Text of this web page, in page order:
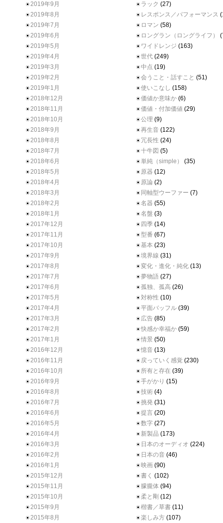
2019年9月
2019年8月
2019年7月
2019年6月
2019年5月
2019年4月
2019年3月
2019年2月
2019年1月
2018年12月
2018年11月
2018年10月
2018年9月
2018年8月
2018年7月
2018年6月
2018年5月
2018年4月
2018年3月
2018年2月
2018年1月
2017年12月
2017年11月
2017年10月
2017年9月
2017年8月
2017年7月
2017年6月
2017年5月
2017年4月
2017年3月
2017年2月
2017年1月
2016年12月
2016年11月
2016年10月
2016年9月
2016年8月
2016年7月
2016年6月
2016年5月
2016年4月
2016年3月
2016年2月
2016年1月
2015年12月
2015年11月
2015年10月
2015年9月
2015年8月
ラック (27)
レスポンス／パフォーマンス
ロマン (58)
ロングラン（ロングライフ）
ワイドレンジ (163)
世代 (249)
中点 (19)
会うこと・話すこと (51)
使いこなし (158)
価値か意味か (6)
価値・付加価値 (29)
公理 (9)
再生音 (122)
冗長性 (24)
十牛図 (5)
単純（simple）
(35)
原器 (12)
原論 (2)
同軸型ウーファー (7)
名器 (55)
名盤 (3)
四季 (14)
型番 (67)
基本 (23)
境界線 (31)
変化・進化・純化 (13)
夢物語 (27)
孤独、孤高 (26)
対称性 (10)
平面バッフル (39)
広告 (85)
快感か幸福か (59)
情景 (50)
憶音 (13)
戻っていく感覚 (230)
所有と存在 (39)
手がかり (15)
技術 (4)
挑発 (31)
提言 (20)
数字 (27)
新製品 (173)
日本のオーディオ (224)
日本の音 (46)
映画 (90)
書く (102)
朦朧体 (94)
柔と剛 (12)
楷書／草書 (11)
楽しみ方 (107)